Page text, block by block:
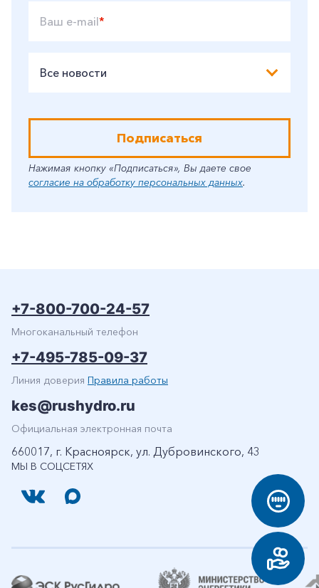
Ваш e-mail*
Все новости
Подписаться
Нажимая кнопку «Подписаться», Вы даете свое
согласие на обработку персональных данных.
МЫ В СОЦСЕТЯХ
+7-800-700-24-57
Многоканальный телефон
+7-495-785-09-37
Линия доверия Правила работы
kes@rushydro.ru
Официальная электронная почта
660017, г. Красноярск, ул. Дубровинского, 43